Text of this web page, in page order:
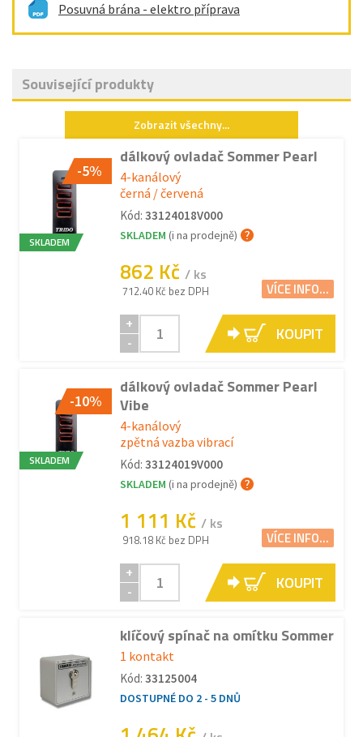
Posuvná brána - elektro příprava
Související produkty
Zobrazit všechny...
-5%
SKLADEM
dálkový ovladač Sommer Pearl
4-kanálový
černá / červená
Kód: 33124018V000
SKLADEM (i na prodejně)
862 Kč / ks
712.40 Kč bez DPH VÍCE INFO...
+
-
KOUPIT
-10%
SKLADEM
dálkový ovladač Sommer Pearl
Vibe
4-kanálový
zpětná vazba vibrací
Kód: 33124019V000
SKLADEM (i na prodejně)
1 111 Kč / ks
918.18 Kč bez DPH VÍCE INFO...
+
-
KOUPIT
klíčový spínač na omítku Sommer
1 kontakt
Kód: 33125004
DOSTUPNÉ DO 2 - 5 DNŮ